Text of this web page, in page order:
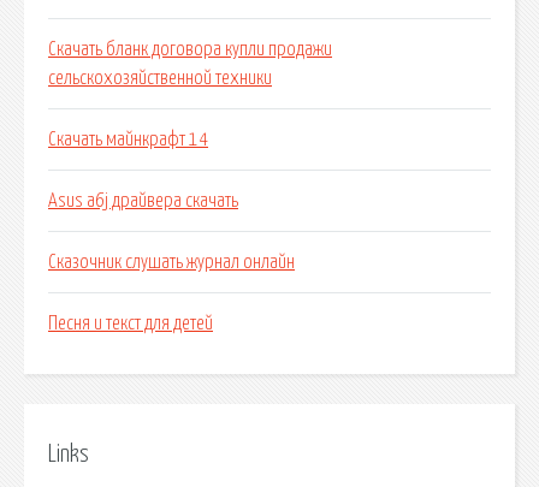
Скачать бланк договора купли продажи
сельскохозяйственной техники
Скачать майнкрафт 14
Asus a6j драйвера скачать
Сказочник слушать журнал онлайн
Песня и текст для детей
Links